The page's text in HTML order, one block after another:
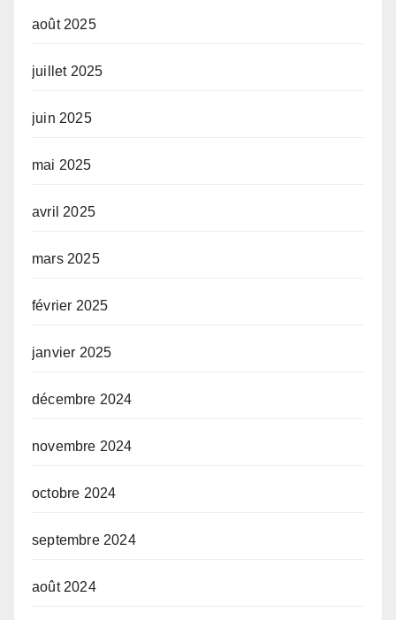
août 2025
juillet 2025
juin 2025
mai 2025
avril 2025
mars 2025
février 2025
janvier 2025
décembre 2024
novembre 2024
octobre 2024
septembre 2024
août 2024